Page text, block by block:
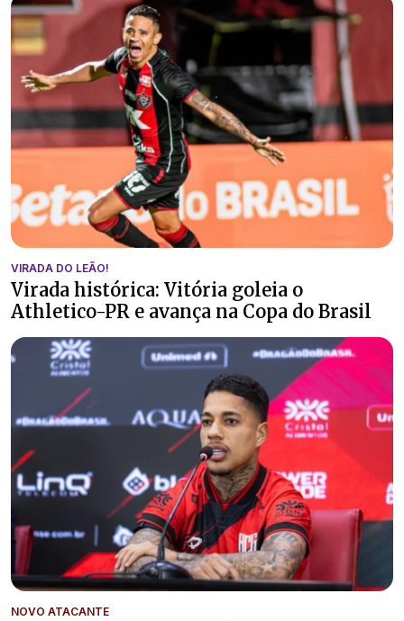
VIRADA DO LEÃO!
Virada histórica: Vitória goleia o
Athletico-PR e avança na Copa do Brasil
NOVO ATACANTE